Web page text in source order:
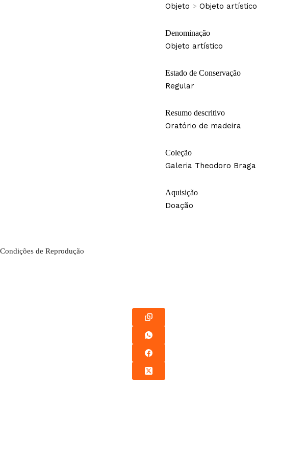
Objeto > Objeto artístico
Denominação
Objeto artístico
Estado de Conservação
Regular
Resumo descritivo
Oratório de madeira
Coleção
Galeria Theodoro Braga
Aquisição
Doação
de Reprodução